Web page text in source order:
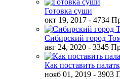
Готовка суши
окт 19, 2017 - 4734
Сибирский город
авг 24, 2020 - 3345
Как поставить
нояб 01, 2019 - 3903